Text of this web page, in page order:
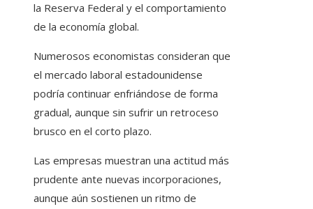
la Reserva Federal y el comportamiento
de la economía global.
Numerosos economistas consideran que
el mercado laboral estadounidense
podría continuar enfriándose de forma
gradual, aunque sin sufrir un retroceso
brusco en el corto plazo.
Las empresas muestran una actitud más
prudente ante nuevas incorporaciones,
aunque aún sostienen un ritmo de